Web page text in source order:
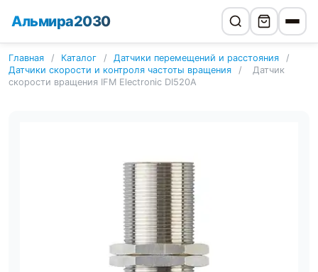
Альмира2030
Главная / Каталог / Датчики перемещений и расстояния
/
Датчики скорости и контроля частоты вращения
/
Датчик
скорости вращения IFM Electronic DI520A